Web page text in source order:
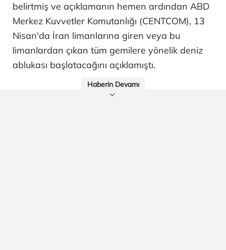
belirtmiş ve açıklamanın hemen ardından ABD
Merkez Kuvvetler Komutanlığı (CENTCOM), 13
Nisan'da İran limanlarına giren veya bu
limanlardan çıkan tüm gemilere yönelik deniz
ablukası başlatacağını açıklamıştı.
Haberin Devamı